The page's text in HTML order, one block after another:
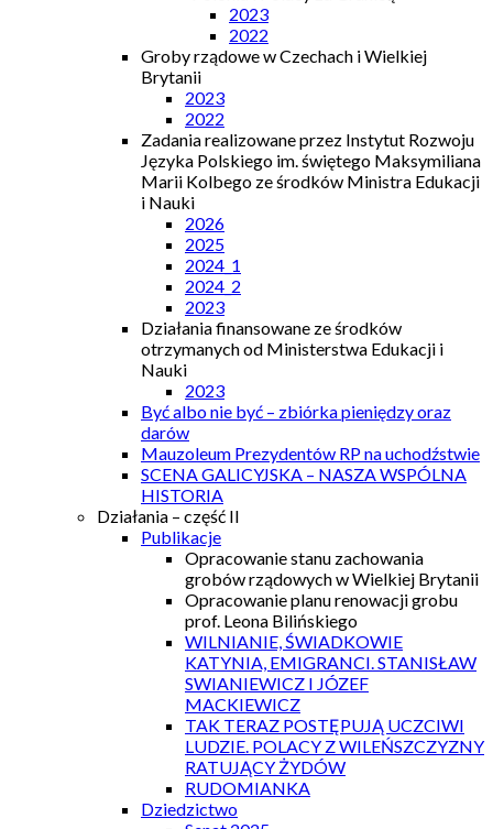
2023
2022
Groby rządowe w Czechach i Wielkiej
Brytanii
2023
2022
Zadania realizowane przez Instytut Rozwoju
Języka Polskiego im. świętego Maksymiliana
Marii Kolbego ze środków Ministra Edukacji
i Nauki
2026
2025
2024_1
2024_2
2023
Działania finansowane ze środków
otrzymanych od Ministerstwa Edukacji i
Nauki
2023
Być albo nie być – zbiórka pieniędzy oraz
darów
Mauzoleum Prezydentów RP na uchodźstwie
SCENA GALICYJSKA – NASZA WSPÓLNA
HISTORIA
Działania – część II
Publikacje
Opracowanie stanu zachowania
grobów rządowych w Wielkiej Brytanii
Opracowanie planu renowacji grobu
prof. Leona Bilińskiego
WILNIANIE, ŚWIADKOWIE
KATYNIA, EMIGRANCI. STANISŁAW
SWIANIEWICZ I JÓZEF
MACKIEWICZ
TAK TERAZ POSTĘPUJĄ UCZCIWI
LUDZIE. POLACY Z WILEŃSZCZYZNY
RATUJĄCY ŻYDÓW
RUDOMIANKA
Dziedzictwo